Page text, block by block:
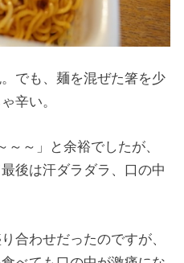
でも、麺を混ぜた箸を少
辛い。
～」と余裕でしたが、
後は汗ダラダラ、口の中
合わせだったのですが、